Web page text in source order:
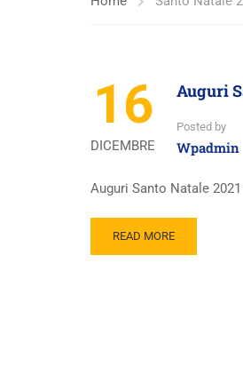
16
DICEMBRE
Auguri
Posted by
Wpadmin
Auguri Santo Natale
READ MORE